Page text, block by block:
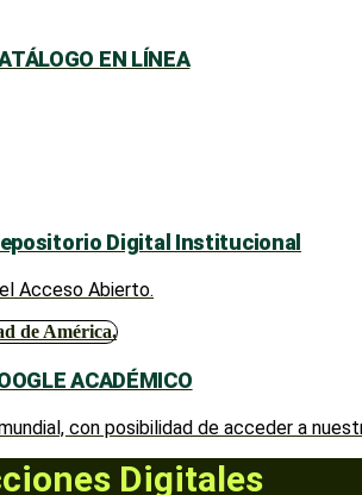
EN LÍNEA
Digital Institucional
Acceso Abierto.
ACADÉMICO
con posibilidad de acceder a
Digitales